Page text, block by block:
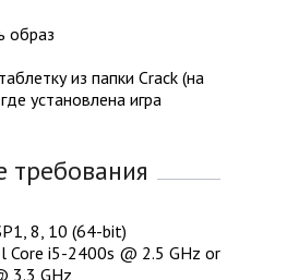
образ
из папки Crack (на
установлена игра
требования
8, 10 (64-bit)
Core i5-2400s @ 2.5 GHz or
3.3 GHz